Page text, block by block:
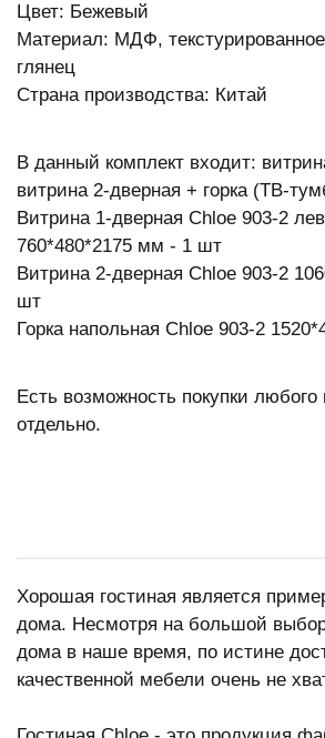
Цвет: Бежевый
Материал: МДФ,
глянец
Страна производства: Китай
В данный комплект входит:
витрина 2-дверная + горка (ТВ-
Витрина 1-дверная Chloe 903-2
760*480*2175 мм - 1 шт
Витрина 2-дверная Chloe 903-2
шт
Горка напольная Chloe 903-2
Есть возможность покупки
отдельно.
Хорошая гостиная является
дома. Несмотря на большой
дома в наше время, по истине
качественной мебели очень не